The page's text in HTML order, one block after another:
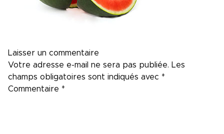
Laisser un commentaire
Votre adresse e-mail ne sera pas publiée. Les
champs obligatoires sont indiqués avec *
Commentaire *